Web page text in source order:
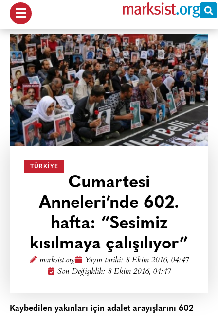
TÜRKIYE
Cumartesi
Anneleri’nde 602.
hafta: “Sesimiz
kısılmaya çalışılıyor”
marksist.org Yayın tarihi: 8 Ekim 2016, 04:47
Son Değişiklik: 8 Ekim 2016, 04:47
Kaybedilen yakınları için adalet arayışlarını 602